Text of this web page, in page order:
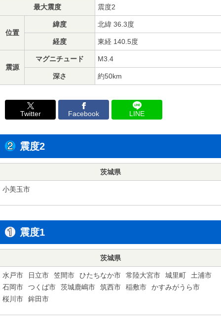
最大震度 震度2
位置
緯度 北緯 36.3度
経度 東経 140.5度
震源
マグニチュード M3.4
深さ 約50km
Twitter Facebook LINE
震度2
茨城県
小美玉市
震度1
茨城県
水戸市 日立市 笠間市 ひたちなか市 常陸大宮市 城里町
土浦市
石岡市
つくば市 茨城鹿嶋市 筑西市 稲敷市
かすみがうら市
桜川市
鉾田市